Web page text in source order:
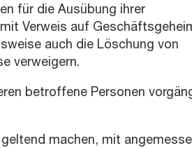
für die Ausübung ihrer
Verweis auf
auch die Löschung von
verweigern.
betroffene Personen
machen, mit